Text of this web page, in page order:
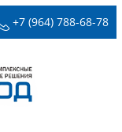
+7 (964) 788-68-78